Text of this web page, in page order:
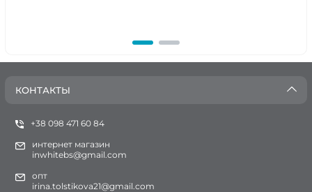
КОНТАКТЫ
+38 098 471 60 84
интернет магазин
inwhitebs@gmail.com
опт
irina.tolstikova21@gmail.com